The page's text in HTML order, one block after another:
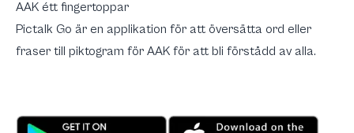
AAK étt fingertoppar
Pictalk Go är en applikation för att översätta ord eller
fraser till piktogram för AAK för att bli förstådd av alla.